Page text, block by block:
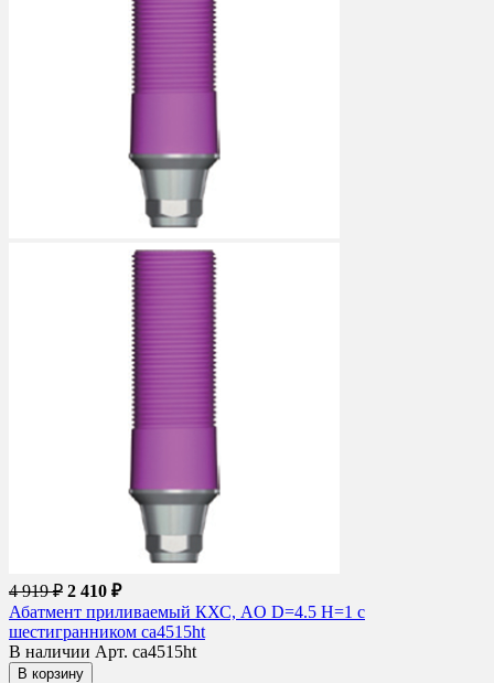
4 919 ₽ 2 410 ₽
Абатмент приливаемый КХС, AO D=4.5 H=1 с
шестигранником ca4515ht
В наличии Арт. ca4515ht
В корзину